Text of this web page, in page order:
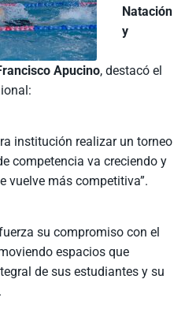
Natación
y
Apucino, destacó el
institución realizar un torneo
competencia va creciendo y
vuelve más competitiva”.
su compromiso con el
espacios que
de sus estudiantes y su